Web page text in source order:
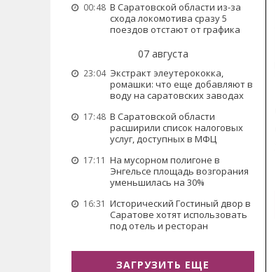
00:48 В Саратовской области из-за
схода локомотива сразу 5
поездов отстают от графика
07 августа
23:04 Экстракт элеутерококка,
ромашки: что еще добавляют в
воду на саратовских заводах
17:48 В Саратовской области
расширили список налоговых
услуг, доступных в МФЦ
17:11 На мусорном полигоне в
Энгельсе площадь возгорания
уменьшилась на 30%
16:31 Исторический Гостиный двор в
Саратове хотят использовать
под отель и ресторан
ЗАГРУЗИТЬ ЕЩЕ